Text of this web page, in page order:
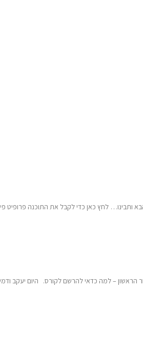
ותבינו… לחץ כאן כדי לקבל את התוכנה פרופיט
– למה כדאי להרשם לקורס. היום יעקב